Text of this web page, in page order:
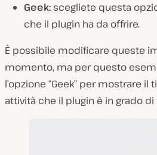
Geek: scegliete questa
che il plugin ha da offrire.
È possibile modificare queste
momento, ma per questo
l’opzione “Geek” per mostrare
attività che il plugin è in grado di